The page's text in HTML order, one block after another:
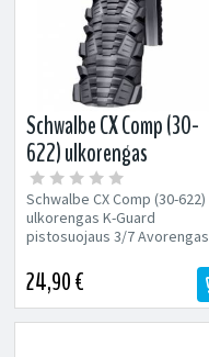
Schwalbe CX Comp (30-
622) ulkorengas
Schwalbe CX Comp (30-622)
ulkorengas K-Guard
pistosuojaus 3/7 Avorengas
24,90 €